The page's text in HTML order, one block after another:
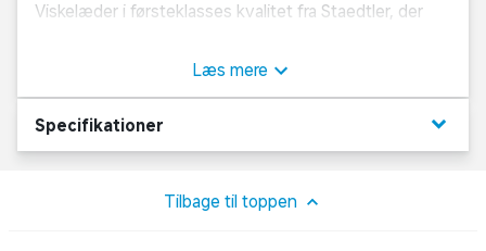
Viskelæder i førsteklasses kvalitet fra Staedtler, der
glidende papomslag gør viskelæderet nemt at holde på
og beskytter samtidig produktet under brug.
Viskelæderet er phthalat- og latexfrit og efterlader ikke
Læs mere
Specifikationer keyboard_arrow_down
Tilbage til toppen